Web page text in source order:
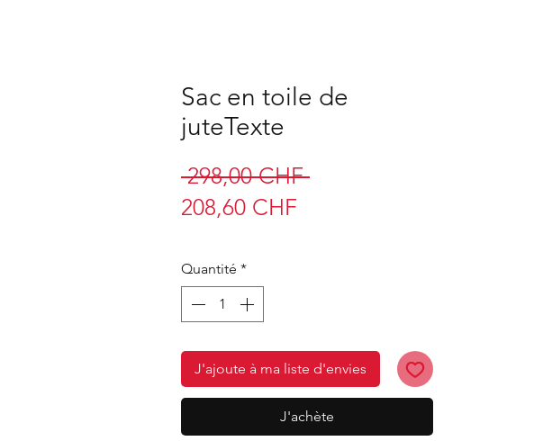
Sac en toile de
juteTexte
298,00 CHF Prix
208,60 CHF
Quantité *
J'ajoute à ma liste d'envies
J'achète